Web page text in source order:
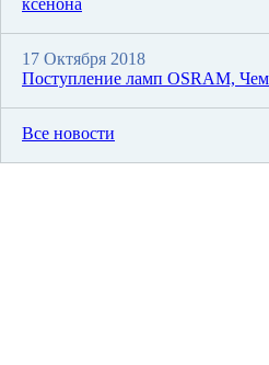
17 Октября 2018
Поступление ламп OSRAM,
Все новости